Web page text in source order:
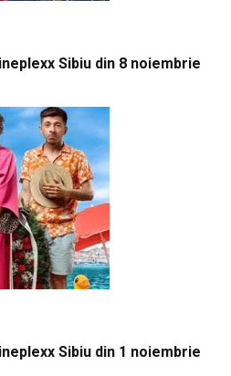
Sibiu din 8 noiembrie
Sibiu din 1 noiembrie